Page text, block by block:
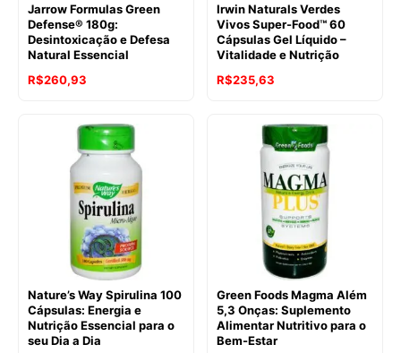
Jarrow Formulas Green
Defense® 180g:
Desintoxicação e Defesa
Natural Essencial
R$260,93
Irwin Naturals Verdes
Vivos Super-Food™ 60
Cápsulas Gel Líquido –
Vitalidade e Nutrição
R$235,63
Nature’s Way Spirulina 100
Cápsulas: Energia e
Nutrição Essencial para o
seu Dia a Dia
Green Foods Magma Além
5,3 Onças: Suplemento
Alimentar Nutritivo para o
Bem-Estar